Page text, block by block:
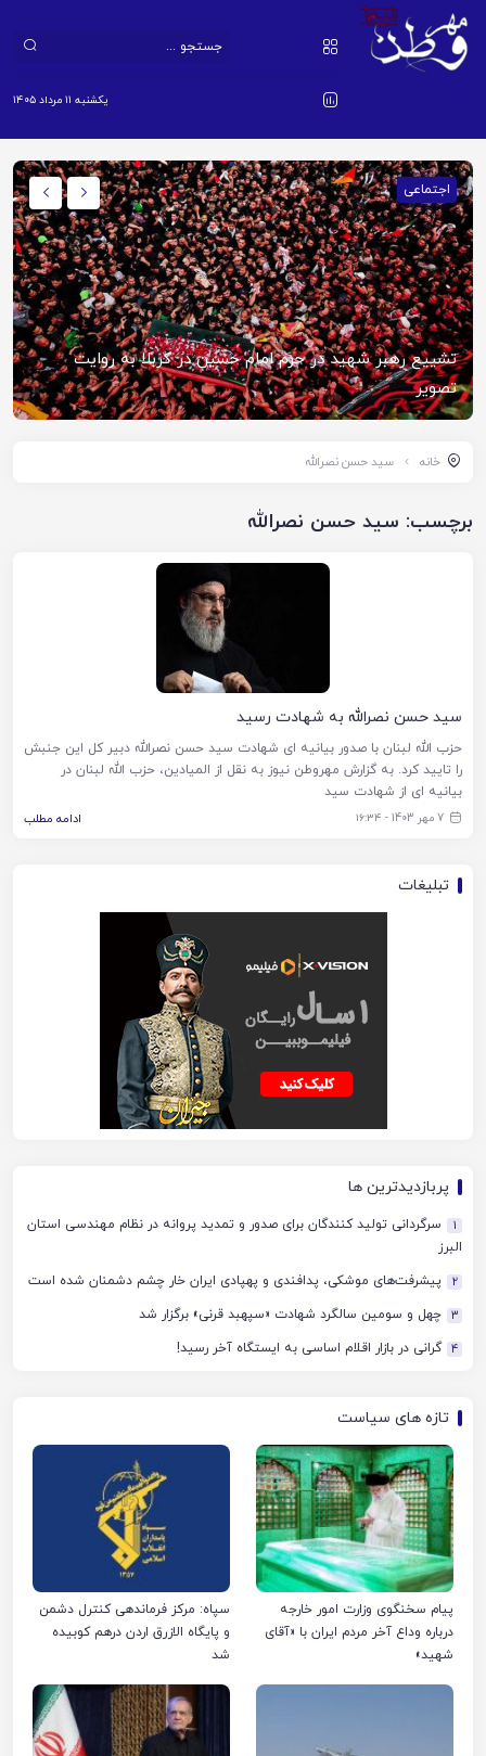
یکشنبه ۱۱ مرداد ۱۴۰۵
اجتماعی
تشییع رهبر شهید در حرم امام حسین در کربلا به روایت
تصویر
خانه سید حسن نصرالله
برچسب: سید حسن نصرالله
سید حسن نصرالله به شهادت رسید
حزب الله لبنان با صدور بیانیه ای شهادت سید حسن نصرالله دبیر کل این جنبش
را تایید کرد. به گزارش مهروطن نیوز به نقل از المیادین، حزب الله لبنان در
بیانیه ای از شهادت سید
7 مهر 1403 - ۱۶:۳۴ ادامه مطلب
تبلیغات
پربازدیدترین ها
1
سرگردانی تولید کنندگان برای صدور و تمدید پروانه در نظام مهندسی استان
البرز
2 پیشرفت‌های موشکی، پدافندی و پهپادی ایران خار چشم دشمنان شده است
3 چهل‌ و سومین سالگرد شهادت «سپهبد قرنی» برگزار شد
4 گرانی در بازار اقلام اساسی به ایستگاه آخر رسید!
تازه های سیاست
پیام سخنگوی وزارت امور خارجه
درباره وداع آخر مردم ایران با «آقای
شهید»
سپاه: مرکز فرماندهی کنترل دشمن
و پایگاه الازرق اردن درهم کوبیده
شد